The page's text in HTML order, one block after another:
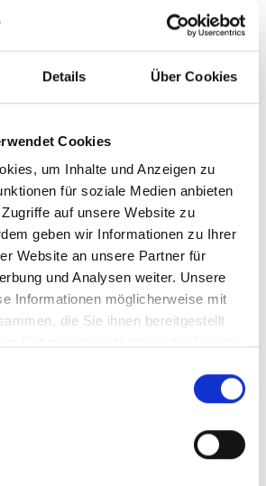
Details Über Cookies
Cookies
um Inhalte und Anzeigen zu
für soziale Medien anbieten
auf unsere Website zu
geben wir Informationen zu Ihrer
Website an unsere Partner für
und Analysen weiter. Unsere
Informationen möglicherweise mit
die Sie ihnen bereitgestellt
manual, User manual, Seat
manual
16_User-
Ausgabe / Überarbeitung:
10,97 MB
Dokument art.no.:427206
German, French, Swedish, Spanish,